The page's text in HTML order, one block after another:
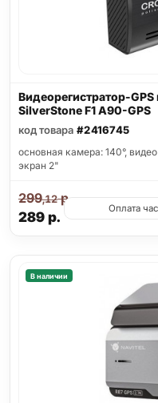
Видеорегистратор-
SilverStone F1 A90-GPS
код товара #2416745
основная камера: 140°,
экран 2"
289р.
299,12р.
Оплата
В наличии